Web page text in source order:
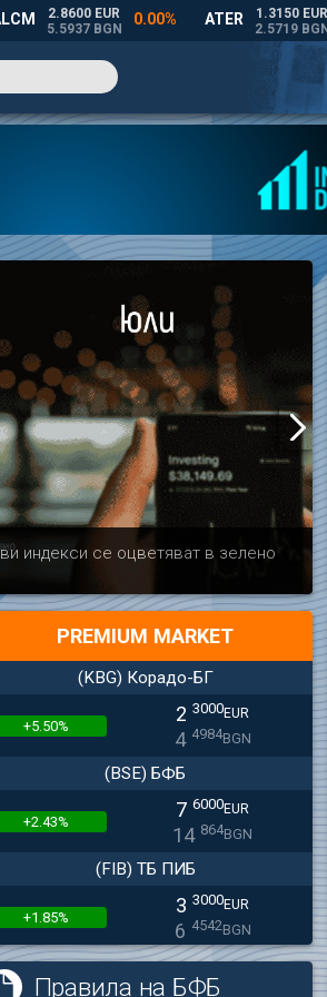
индекси се оцветяват в зелено
PREMIUM MARKET
(KBG) Корадо-БГ
+5.50% 2 3000EUR
4 4984BGN
(BSE) БФБ
+2.43% 7 6000EUR
14 864BGN
(FIB) ТБ ПИБ
+1.85% 3 3000EUR
6 4542BGN
(SFA) Софарма
Правила на БФБ